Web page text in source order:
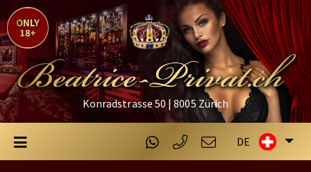
Konradstrasse 50 | 8005 Zürich
DE